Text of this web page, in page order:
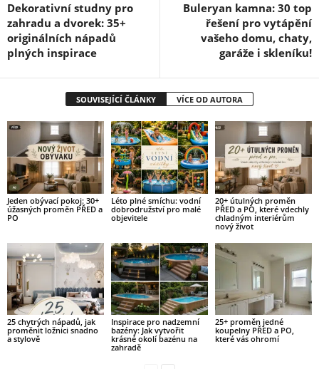
Dekorativní studny pro
zahradu a dvorek: 35+
originálních nápadů
plných inspirace
Buleryan kamna: 30 top
řešení pro vytápění
vašeho domu, chaty,
garáže i skleníku!
SOUVISEJÍCÍ ČLÁNKY VÍCE OD AUTORA
Jeden obývací pokoj: 30+
úžasných proměn PŘED a
PO
Léto plné smíchu: vodní
dobrodružství pro malé
objevitele
20+ útulných proměn
PŘED a PO, které vdechly
chladným interiérům
nový život
25 chytrých nápadů, jak
proměnit ložnici snadno
a stylově
Inspirace pro nadzemní
bazény: Jak vytvořit
krásné okolí bazénu na
zahradě
25+ proměn jedné
koupelny PŘED a PO,
které vás ohromí